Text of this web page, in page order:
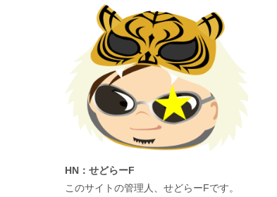
HN：せどらーF
このサイトの管理人、せどらーFです。